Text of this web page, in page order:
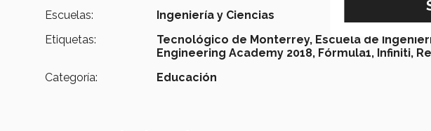
Escuelas:
Ingeniería y Ciencias
Etiquetas:
Tecnológico de Monterrey, Escuela de
Engineering Academy 2018, Fórmula1, Infiniti,
Categoría:
Educación